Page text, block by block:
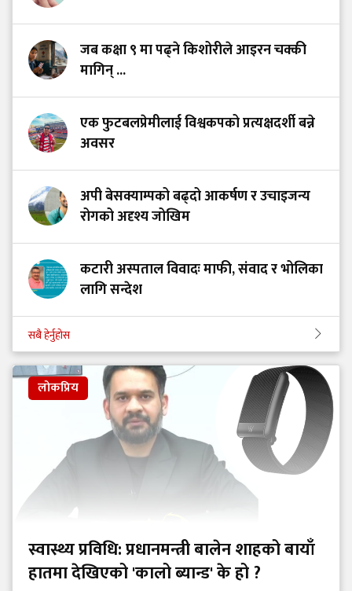
जब कक्षा ९ मा पढ्ने किशोरीले आइरन चक्की
मागिन् ...
एक फुटबलप्रेमीलाई विश्वकपको प्रत्यक्षदर्शी बन्ने
अवसर
अपी बेसक्याम्पको बढ्दो आकर्षण र उचाइजन्य
रोगको अदृश्य जोखिम
कटारी अस्पताल विवादः माफी, संवाद र भोलिका
लागि सन्देश
सबै हेर्नुहोस
लोकप्रिय
स्वास्थ्य प्रविधि: प्रधानमन्त्री बालेन शाहको बायाँ
हातमा देखिएको 'कालो ब्यान्ड' के हो ?